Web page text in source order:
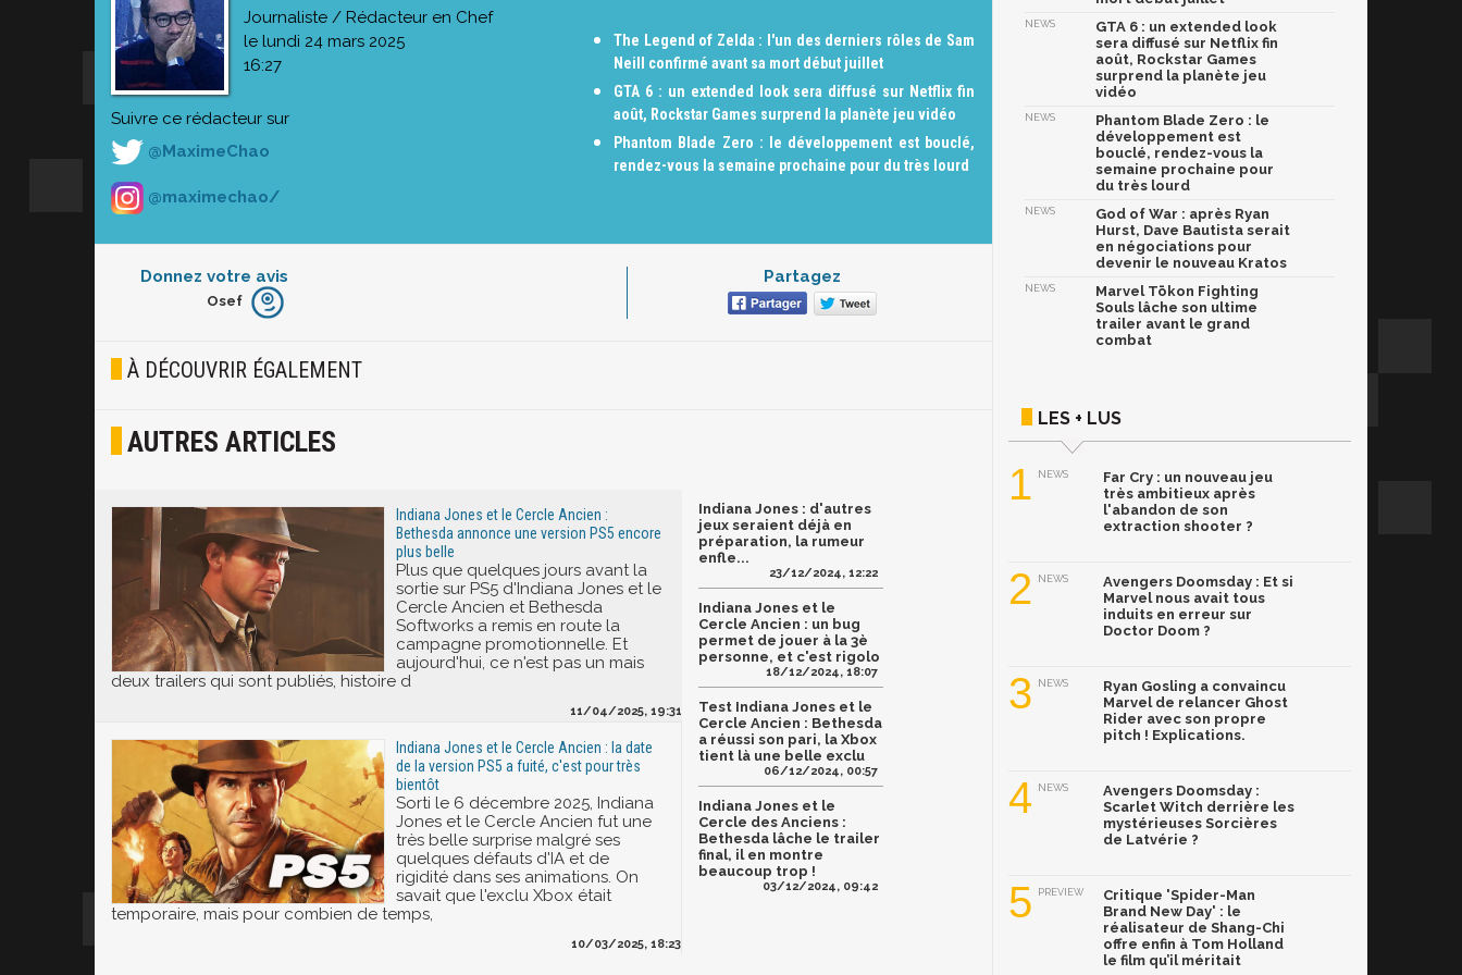
Journaliste / Rédacteur en Chef
le lundi 24 mars 2025
16:27
Suivre ce rédacteur sur
@MaximeChao
@maximechao/
The Legend of Zelda : l'un des derniers rôles de Sam
Neill confirmé avant sa mort début juillet
GTA 6 : un extended look sera diffusé sur Netflix fin
août, Rockstar Games surprend la planète jeu vidéo
Phantom Blade Zero : le développement est bouclé,
rendez-vous la semaine prochaine pour du très lourd
Donnez votre avis
Furieux
Joyeux
Osef
Partagez
À DÉCOUVRIR ÉGALEMENT
AUTRES ARTICLES
Indiana Jones et le Cercle Ancien :
Bethesda annonce une version PS5 encore
plus belle
Plus que quelques jours avant la
sortie sur PS5 d'Indiana Jones et le
Cercle Ancien et Bethesda
Softworks a remis en route la
campagne promotionnelle. Et
aujourd'hui, ce n'est pas un mais
deux trailers qui sont publiés, histoire d
11/04/2025, 19:31
Indiana Jones et le Cercle Ancien : la date
de la version PS5 a fuité, c'est pour très
bientôt
Sorti le 6 décembre 2025, Indiana
Jones et le Cercle Ancien fut une
très belle surprise malgré ses
quelques défauts d'IA et de
rigidité dans ses animations. On
savait que l'exclu Xbox était
temporaire, mais pour combien de temps,
10/03/2025, 18:23
Indiana Jones : d'autres
jeux seraient déjà en
préparation, la rumeur
enfle...
23/12/2024, 12:22
Indiana Jones et le
Cercle Ancien : un bug
permet de jouer à la 3è
personne, et c'est rigolo
18/12/2024, 18:07
Test Indiana Jones et le
Cercle Ancien : Bethesda
a réussi son pari, la Xbox
tient là une belle exclu
06/12/2024, 00:57
Indiana Jones et le
Cercle des Anciens :
Bethesda lâche le trailer
final, il en montre
beaucoup trop !
03/12/2024, 09:42
NEWS
GTA 6 : un extended look
sera diffusé sur Netflix fin
août, Rockstar Games
surprend la planète jeu
vidéo
NEWS
Phantom Blade Zero : le
développement est
bouclé, rendez-vous la
semaine prochaine pour
du très lourd
NEWS
God of War : après Ryan
Hurst, Dave Bautista serait
en négociations pour
devenir le nouveau Kratos
NEWS
Marvel Tōkon Fighting
Souls lâche son ultime
trailer avant le grand
combat
LES + LUS
1 NEWS
Far Cry : un nouveau jeu
très ambitieux après
l'abandon de son
extraction shooter ?
2 NEWS
Avengers Doomsday : Et si
Marvel nous avait tous
induits en erreur sur
Doctor Doom ?
3 NEWS
Ryan Gosling a convaincu
Marvel de relancer Ghost
Rider avec son propre
pitch ! Explications.
4 NEWS
Avengers Doomsday :
Scarlet Witch derrière les
mystérieuses Sorcières
de Latvérie ?
5 PREVIEW
Critique 'Spider-Man
Brand New Day' : le
réalisateur de Shang-Chi
offre enfin à Tom Holland
le film qu’il méritait